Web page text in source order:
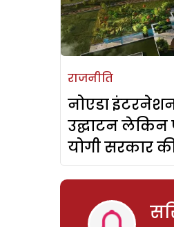
राजनीति
नोएडा
उद्घाटन लेकिन
योगी सरकार